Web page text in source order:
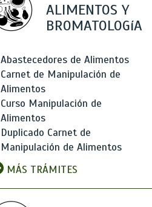
ALIMENTOS Y
BROMATOLOGíA
Abastecedores de Alimentos
Carnet de Manipulación de
Alimentos
Curso Manipulación de
Alimentos
Duplicado Carnet de
Manipulación de Alimentos
MÁS TRÁMITES